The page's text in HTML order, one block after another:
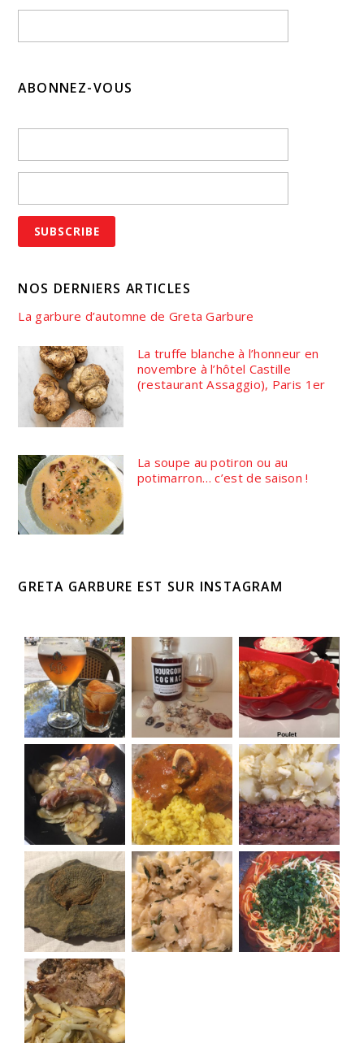
ABONNEZ-VOUS
NOS DERNIERS ARTICLES
La garbure d’automne de Greta Garbure
La truffe blanche à l’honneur en
novembre à l’hôtel Castille
(restaurant Assaggio), Paris 1er
La soupe au potiron ou au
potimarron… c’est de saison !
GRETA GARBURE EST SUR INSTAGRAM